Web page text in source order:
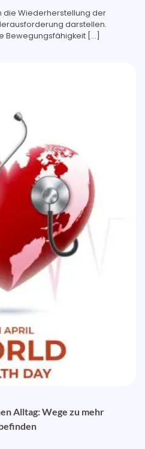
die Wiederherstellung der
darstellen.
Bewegungsfähigkeit […]
Alltag: Wege zu mehr